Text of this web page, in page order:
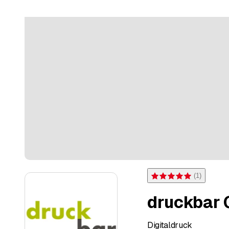
Bewertung 5 von 5
(1)
druckbar
Digitaldruck